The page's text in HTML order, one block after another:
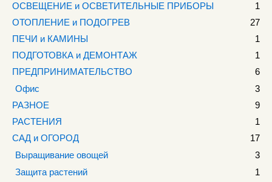
ОСВЕЩЕНИЕ и ОСВЕТИТЕЛЬНЫЕ ПРИБОРЫ
1
ОТОПЛЕНИЕ и ПОДОГРЕВ
27
ПЕЧИ и КАМИНЫ
1
ПОДГОТОВКА и ДЕМОНТАЖ
1
ПРЕДПРИНИМАТЕЛЬСТВО
6
Офис
3
РАЗНОЕ
9
РАСТЕНИЯ
1
САД и ОГОРОД
17
Выращивание овощей
3
Защита растений
1